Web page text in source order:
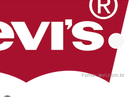
Fonte: levi.com.br